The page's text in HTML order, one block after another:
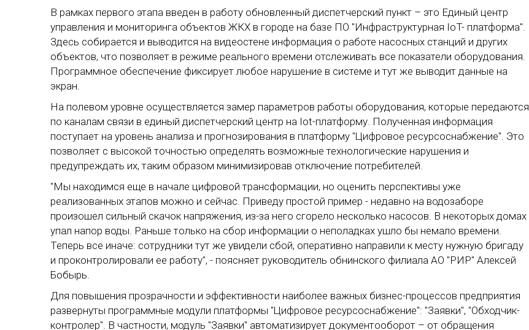
В рамках первого этапа введен в работу обновленный диспетчерский пункт – это Единый центр
управления и мониторинга объектов ЖКХ в городе на базе ПО "Инфраструктурная IoT- платформа".
Здесь собирается и выводится на видеостене информация о работе насосных станций и других
объектов, что позволяет в режиме реального времени отслеживать все показатели оборудования.
Программное обеспечение фиксирует любое нарушение в системе и тут же выводит данные на
экран.
На полевом уровне осуществляется замер параметров работы оборудования, которые передаются
по каналам связи в единый диспетчерский центр на Iot-платформу. Полученная информация
поступает на уровень анализа и прогнозирования в платформу "Цифровое ресурсоснабжение". Это
позволяет с высокой точностью определять возможные технологические нарушения и
предупреждать их, таким образом минимизировав отключение потребителей.
"Мы находимся еще в начале цифровой трансформации, но оценить перспективы уже
реализованных этапов можно и сейчас. Приведу простой пример - недавно на водозаборе
произошел сильный скачок напряжения, из-за него сгорело несколько насосов. В некоторых домах
упал напор воды. Раньше только на сбор информации о неполадках ушло бы немало времени.
Теперь все иначе: сотрудники тут же увидели сбой, оперативно направили к месту нужную бригаду
и проконтролировали ее работу", - поясняет руководитель обнинского филиала АО "РИР" Алексей
Бобырь.
Для повышения прозрачности и эффективности наиболее важных бизнес-процессов предприятия
развернуты программные модули платформы "Цифровое ресурсоснабжение": "Заявки", "Обходчик-
контролер". В частности, модуль "Заявки" автоматизирует документооборот – от обращения